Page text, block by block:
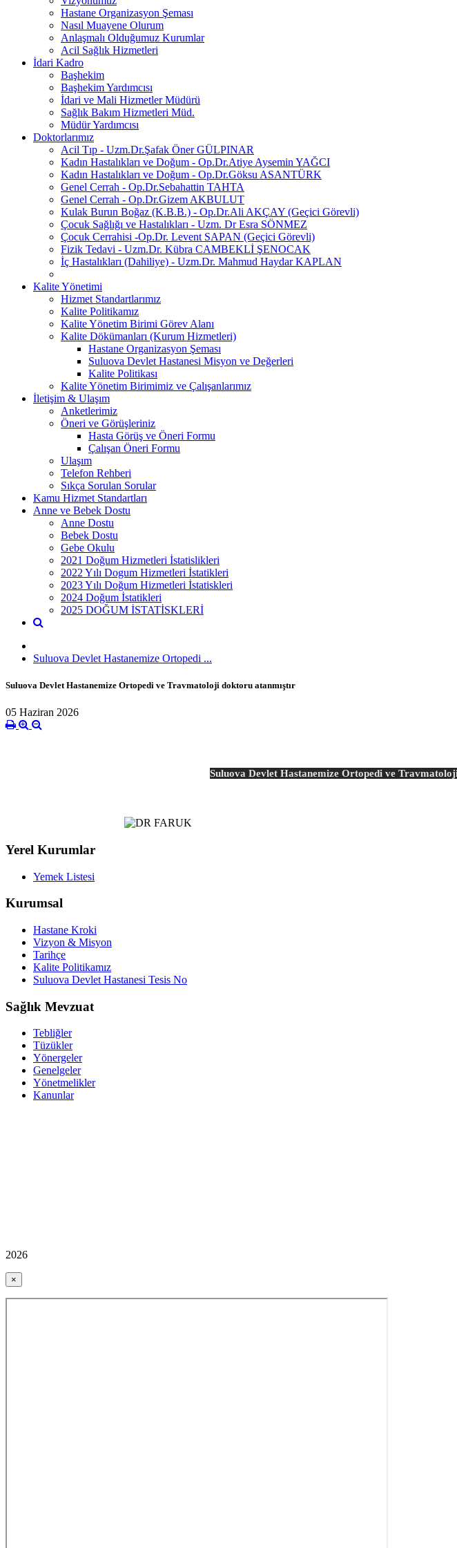
Hastane Organizasyon Şeması
Nasıl Muayene Olurum
Anlaşmalı Olduğumuz Kurumlar
Acil Sağlık Hizmetleri
İdari Kadro
Başhekim
Başhekim Yardımcısı
İdari ve Mali Hizmetler Müdürü
Sağlık Bakım Hizmetleri Müd.
Müdür Yardımcısı
Doktorlarımız
Acil Tıp - Uzm.Dr.Şafak Öner GÜLPINAR
Kadın Hastalıkları ve Doğum - Op.Dr.Atiye Aysemin YAĞCI
Kadın Hastalıkları ve Doğum - Op.Dr.Göksu ASANTÜRK
Genel Cerrah - Op.Dr.Sebahattin TAHTA
Genel Cerrah - Op.Dr.Gizem AKBULUT
Kulak Burun Boğaz (K.B.B.) - Op.Dr.Ali AKÇAY (Geçici Görevli)
Çocuk Sağlığı ve Hastalıkları - Uzm. Dr Esra SÖNMEZ
Çocuk Cerrahisi -Op.Dr. Levent SAPAN (Geçici Görevli)
Fizik Tedavi - Uzm.Dr. Kübra CAMBEKLİ ŞENOCAK
İç Hastalıkları (Dahiliye) - Uzm.Dr. Mahmud Haydar KAPLAN
Kalite Yönetimi
Hizmet Standartlarımız
Kalite Politikamız
Kalite Yönetim Birimi Görev Alanı
Kalite Dökümanları (Kurum Hizmetleri)
Hastane Organizasyon Şeması
Suluova Devlet Hastanesi Misyon ve Değerleri
Kalite Politikası
Kalite Yönetim Birimimiz ve Çalışanlarımız
İletişim & Ulaşım
Anketlerimiz
Öneri ve Görüşleriniz
Hasta Görüş ve Öneri Formu
Çalışan Öneri Formu
Ulaşım
Telefon Rehberi
Sıkça Sorulan Sorular
Kamu Hizmet Standartları
Anne ve Bebek Dostu
Anne Dostu
Bebek Dostu
Gebe Okulu
2021 Doğum Hizmetleri İstatislikleri
2022 Yılı Dogum Hizmetleri İstatikleri
2023 Yılı Doğum Hizmetleri İstatiskleri
2024 Doğum İstatikleri
2025 DOĞUM İSTATİSKLERİ
Suluova Devlet Hastanemize Ortopedi ...
Suluova Devlet Hastanemize Ortopedi ve Travmatoloji doktoru atanmıştır
05 Haziran 2026
Suluova Devlet Hastanemize Ortopedi ve
Yerel Kurumlar
Yemek Listesi
Kurumsal
Hastane Kroki
Vizyon & Misyon
Tarihçe
Kalite Politikamız
Suluova Devlet Hastanesi Tesis No
Sağlık Mevzuat
Tebliğler
Tüzükler
Yönergeler
Genelgeler
Yönetmelikler
Kanunlar
2026
×